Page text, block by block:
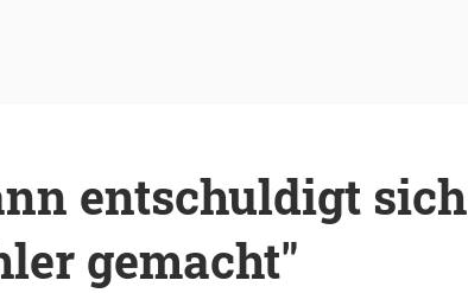
entschuldigt sich
gemacht"